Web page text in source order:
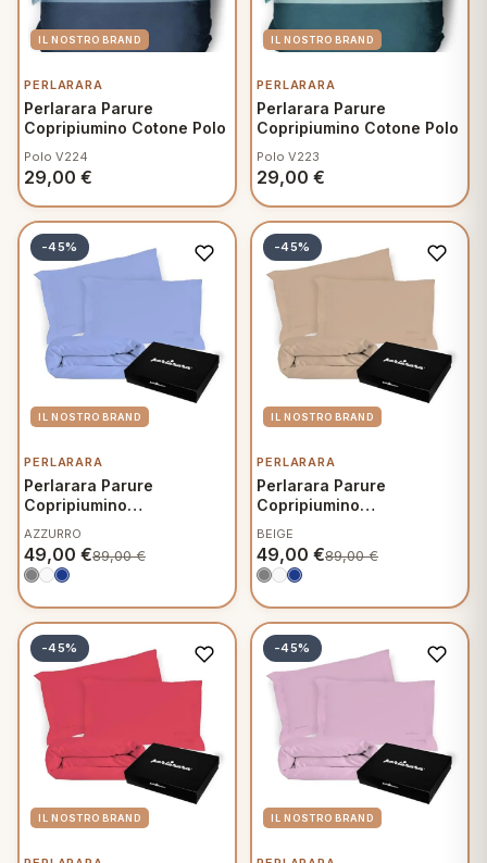
PERLARARA
Perlarara Parure
Copripiumino Cotone Polo
Polo V224
29,00 €
PERLARARA
Perlarara Parure
Copripiumino Cotone Polo
Polo V223
29,00 €
-45%
PERLARARA
Perlarara Parure
Copripiumino
AZZURRO
49,00 €89,00€
-45%
PERLARARA
Perlarara Parure
Copripiumino
BEIGE
49,00 €89,00€
-45% -45%